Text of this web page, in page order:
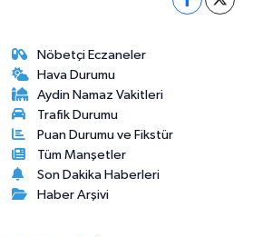
Nöbetçi Eczaneler
Hava Durumu
Aydin Namaz Vakitleri
Trafik Durumu
Puan Durumu ve Fikstür
Tüm Manşetler
Son Dakika Haberleri
Haber Arşivi